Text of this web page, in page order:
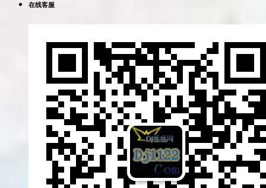
在线客服